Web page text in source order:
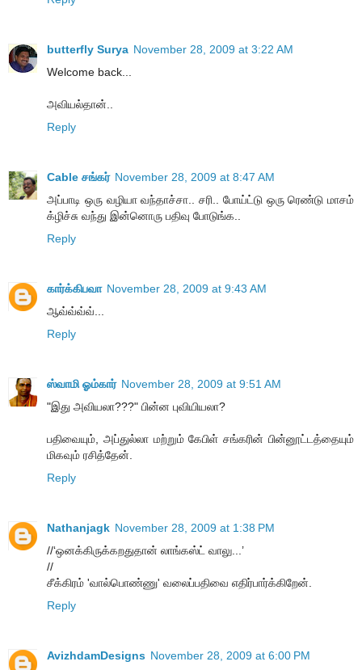
butterfly Surya November 28, 2009 at 3:22 AM
Welcome back...
அவியல்தான்..
Reply
Cable சங்கர் November 28, 2009 at 8:47 AM
அப்பாடி ஒரு வழியா வந்தாச்சா.. சரி.. போய்ட்டு ஒரு ரெண்டு மாசம்
க்ழிச்சு வந்து இன்னொரு பதிவு போடுங்க..
Reply
கார்க்கிபவா November 28, 2009 at 9:43 AM
ஆவ்வ்வ்வ்...
Reply
ஸ்வாமி ஓம்கார் November 28, 2009 at 9:51 AM
"இது அவியலா???" பின்ன புவியியலா?
பதிவையும், அப்துல்லா மற்றும் கேபிள் சங்கரின் பின்னூட்டத்தையும்
மிகவும் ரசித்தேன்.
Reply
Nathanjagk November 28, 2009 at 1:38 PM
//‘ஒனக்கிருக்கறதுதான் லாங்கஸ்ட் வாலு...’
//
சீக்கிரம் 'வால்​பொண்ணு' வலைப்பதிவை எதிர்பார்க்கி​றேன்.
Reply
AvizhdamDesigns November 28, 2009 at 6:00 PM